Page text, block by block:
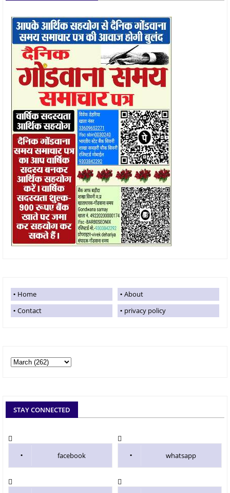
Home
About
Contact
privacy policy
STAY CONNECTED
facebook whatsapp